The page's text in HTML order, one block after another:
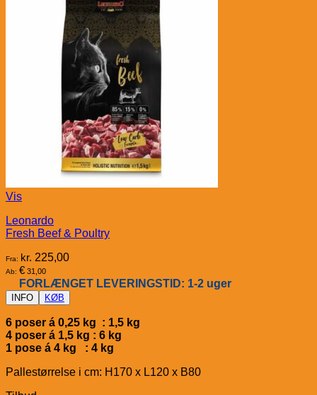
Vis
Leonardo
Fresh Beef & Poultry
Fra: kr. 225,00
Ab: € 31,00
FORLÆNGET LEVERINGSTID: 1-2 uger
INFO KØB
6 poser á 0,25 kg : 1,5 kg
4 poser á 1,5 kg : 6 kg
1 pose á 4 kg : 4 kg
Pallestørrelse i cm: H170 x L120 x B80